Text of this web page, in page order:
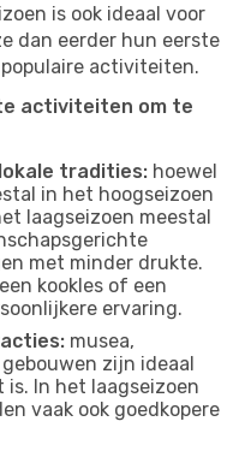
is ook ideaal voor
dan eerder hun eerste
activiteiten.
activiteiten om te
tradities: hoewel
in het hoogseizoen
laagseizoen meestal
met minder drukte.
kookles of een
ervaring.
musea,
zijn ideaal
In het laagseizoen
vaak ook goedkopere